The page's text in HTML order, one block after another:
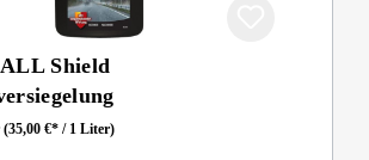
Shield
(35,00 €* / 1 Liter)